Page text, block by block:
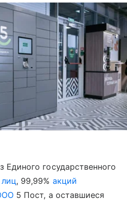
Единого государственного
, 99,99% акций
5 Пост, а оставшиеся